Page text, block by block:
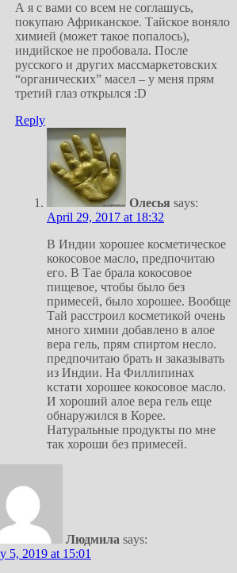
А я с вами со всем не соглашусь,
покупаю Африканское. Тайское воняло
химией (может такое попалось),
индийское не пробовала. После
русского и других массмаркетовских
“органических” масел – у меня прям
третий глаз открылся :D
Reply
Олесья says:
April 29, 2017 at 18:32
В Индии хорошее косметическое
кокосовое масло, предпочитаю
его. В Тае брала кокосовое
пищевое, чтобы было без
примесей, было хорошее. Вообще
Тай расстроил косметикой очень
много химии добавлено в алое
вера гель, прям спиртом несло.
предпочитаю брать и заказывать
из Индии. На Филлипинах
кстати хорошее кокосовое масло.
И хороший алое вера гель еще
обнаружился в Корее.
Натуральные продукты по мне
так хороши без примесей.
Людмила says:
5, 2019 at 15:01